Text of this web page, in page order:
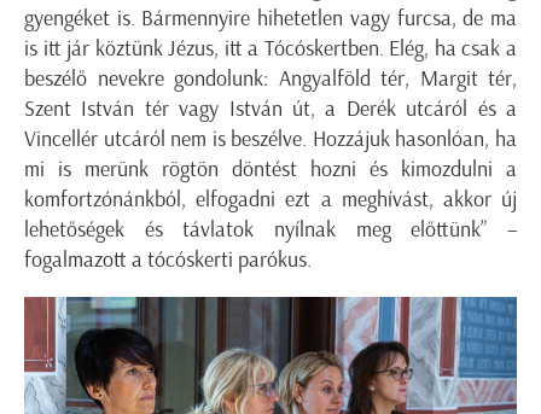
gyengéket is. Bármennyire hihetetlen vagy furcsa, de ma
is itt jár köztünk Jézus, itt a Tócóskertben. Elég, ha csak a
beszélő nevekre gondolunk: Angyalföld tér, Margit tér,
Szent István tér vagy István út, a Derék utcáról és a
Vincellér utcáról nem is beszélve. Hozzájuk hasonlóan, ha
mi is merünk rögtön döntést hozni és kimozdulni a
komfortzónánkból, elfogadni ezt a meghívást, akkor új
lehetőségek és távlatok nyílnak meg előttünk” –
fogalmazott a tócóskerti parókus.